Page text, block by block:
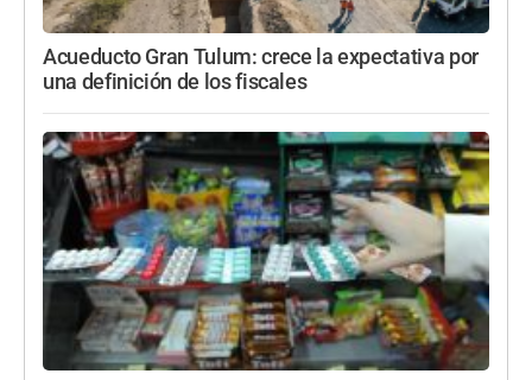
Acueducto Gran Tulum: crece la expectativa por
una definición de los fiscales